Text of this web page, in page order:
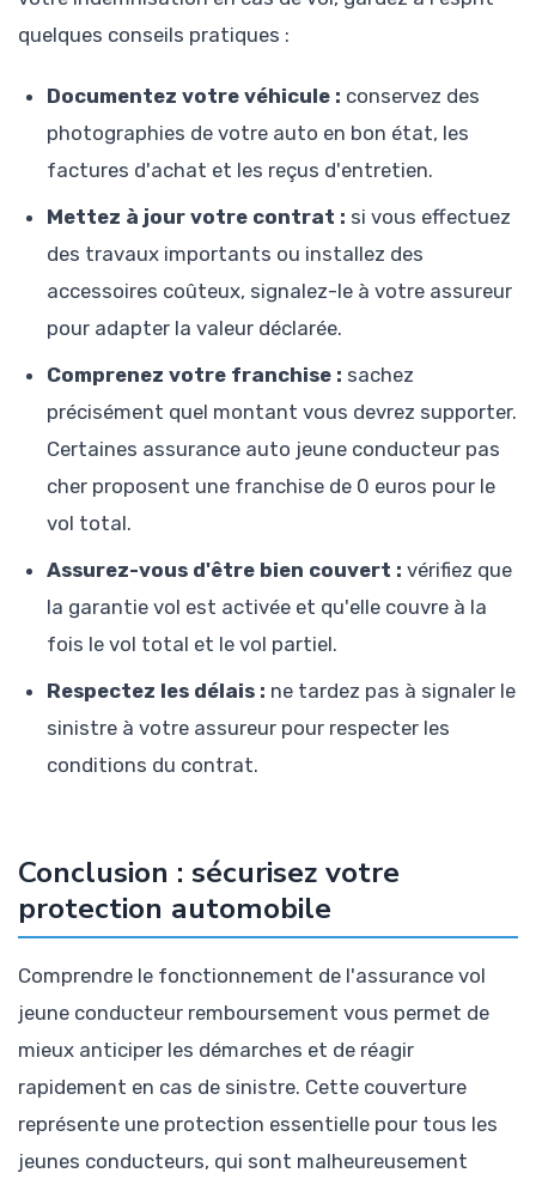
quelques conseils pratiques :
Documentez votre véhicule : conservez des
photographies de votre auto en bon état, les
factures d'achat et les reçus d'entretien.
Mettez à jour votre contrat : si vous effectuez
des travaux importants ou installez des
accessoires coûteux, signalez-le à votre assureur
pour adapter la valeur déclarée.
Comprenez votre franchise : sachez
précisément quel montant vous devrez supporter.
Certaines assurance auto jeune conducteur pas
cher proposent une franchise de 0 euros pour le
vol total.
Assurez-vous d'être bien couvert : vérifiez que
la garantie vol est activée et qu'elle couvre à la
fois le vol total et le vol partiel.
Respectez les délais : ne tardez pas à signaler le
sinistre à votre assureur pour respecter les
conditions du contrat.
Conclusion : sécurisez votre
protection automobile
Comprendre le fonctionnement de l'assurance vol
jeune conducteur remboursement vous permet de
mieux anticiper les démarches et de réagir
rapidement en cas de sinistre. Cette couverture
représente une protection essentielle pour tous les
jeunes conducteurs, qui sont malheureusement